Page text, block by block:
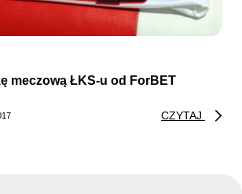
meczową ŁKS-u od ForBET
CZYTAJ